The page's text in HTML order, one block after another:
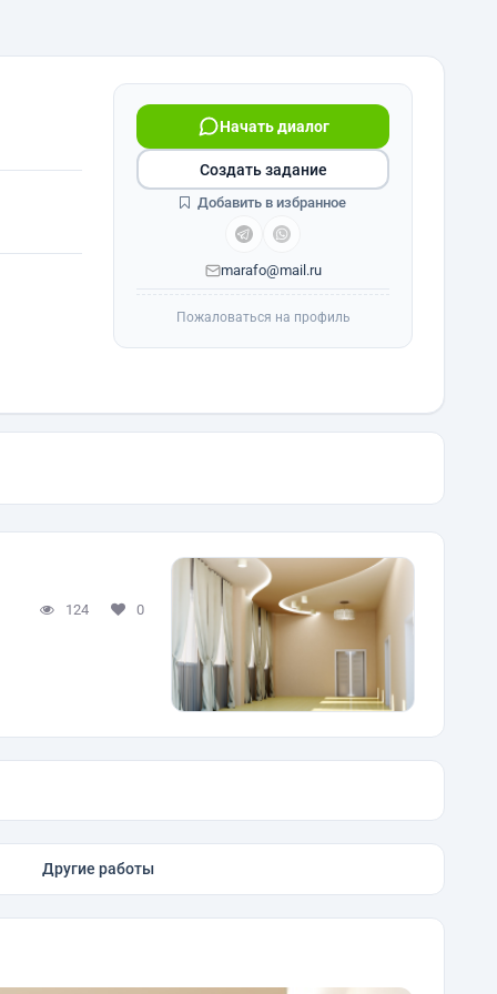
Начать диалог
marafo@mail.ru
Создать задание
Добавить в избранное
Пожаловаться на профиль
124 0
Другие работы